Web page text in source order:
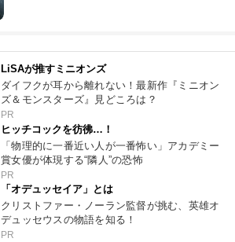
LiSAが推すミニオンズ
ダイフクが耳から離れない！最新作『ミニオン
ズ＆モンスターズ』見どころは？
PR
ヒッチコックを彷彿…！
「物理的に一番近い人が一番怖い」アカデミー
賞女優が体現する“隣人”の恐怖
PR
「オデュッセイア」とは
クリストファー・ノーラン監督が挑む、英雄オ
デュッセウスの物語を知る！
PR